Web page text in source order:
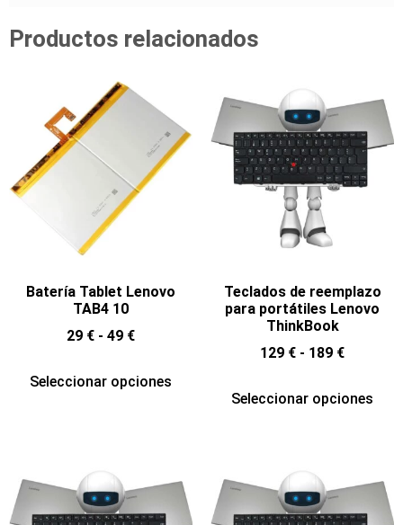
Productos relacionados
Batería Tablet Lenovo
TAB4 10
29 € - 49 €
Seleccionar opciones
Teclados de reemplazo
para portátiles Lenovo
ThinkBook
129 € - 189 €
Seleccionar opciones